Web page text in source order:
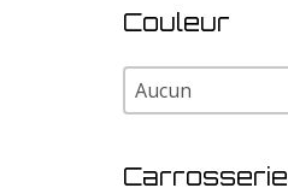
Couleur
Couleur
Couleur
Carrosserie